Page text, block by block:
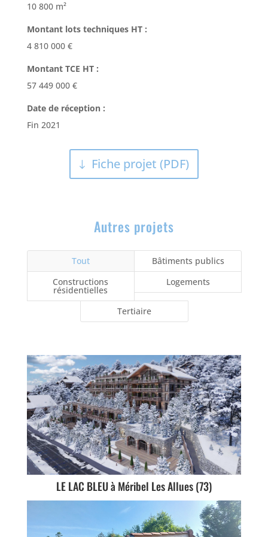
10 800 m²
Montant lots techniques HT :
4 810 000 €
Montant TCE HT :
57 449 000 €
Date de réception :
Fin 2021
Fiche projet (PDF)
Autres projets
Tout
Bâtiments publics
Constructions
résidentielles
Logements
Tertiaire
LE LAC BLEU à Méribel Les Allues (73)